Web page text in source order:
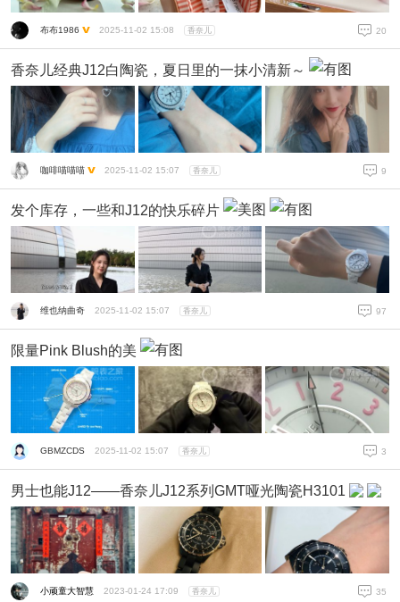
布布1986 2025-11-02 15:08 香奈儿 20
香奈儿经典J12白陶瓷，夏日里的一抹小清新～
咖啡喵喵喵 2025-11-02 15:07 香奈儿 9
发个库存，一些和J12的快乐碎片
维也纳曲奇 2025-11-02 15:07 香奈儿 97
限量Pink Blush的美
GBMZCDS 2025-11-02 15:07 香奈儿 3
男士也能J12——香奈儿J12系列GMT哑光陶瓷H3101
小顽童大智慧 2023-01-24 17:09 香奈儿 35